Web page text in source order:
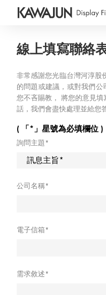
線上填寫聯絡
非常感謝您光臨台灣河淳股
的問題或建議，或對我們
您不吝賜教， 將您的意見
話，我們會盡快處理並給您
( 「*」星號為必填欄位 )
詢問主題*
公司名稱*
電子信箱*
需求敘述*